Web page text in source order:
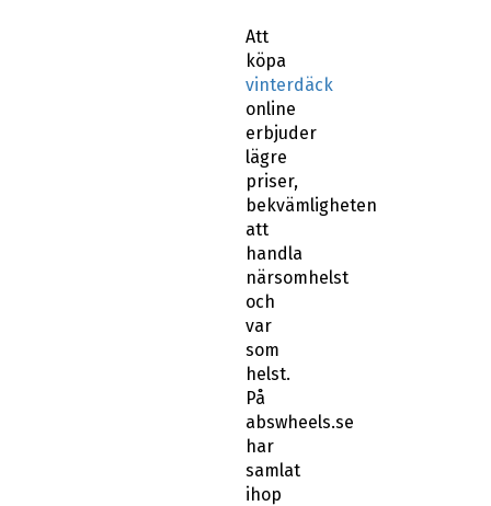
Att
köpa
vinterdäck
online
erbjuder
lägre
priser,
bekvämligheten
att
handla
närsomhelst
och
var
som
helst.
På
abswheels.se
har
samlat
ihop